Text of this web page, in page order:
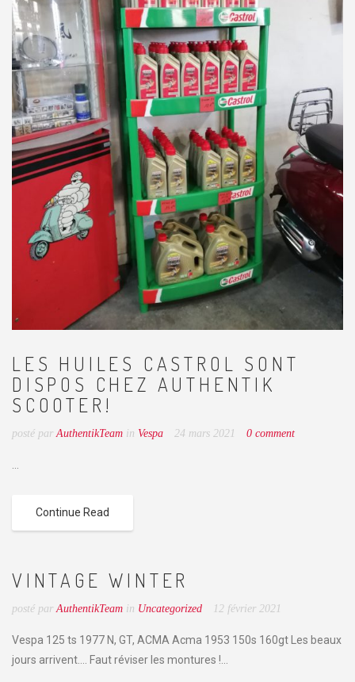
LES HUILES CASTROL SONT
DISPOS CHEZ AUTHENTIK
SCOOTER!
posté par AuthentikTeam in Vespa 24 mars 2021 0 comment
Continue Read
VINTAGE WINTER
posté par AuthentikTeam in Uncategorized 12 février 2021
Vespa 125 ts 1977 N, GT, ACMA Acma 1953 150s 160gt Les beaux
jours arrivent.... Faut réviser les montures !...